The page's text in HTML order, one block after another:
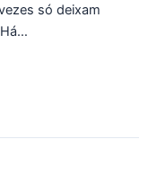
só deixam